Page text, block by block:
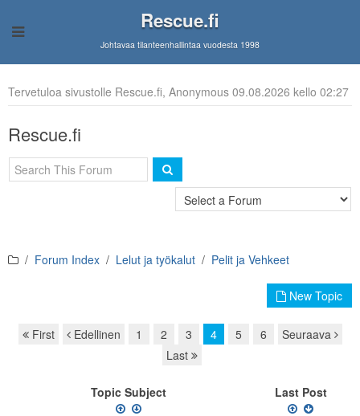
Rescue.fi
Johtavaa tilanteenhallintaa vuodesta 1998
Tervetuloa sivustolle Rescue.fi, Anonymous 09.08.2026 kello 02:27
Rescue.fi
Forum Index Lelut ja työkalut Pelit ja Vehkeet
New Topic
Page navigation
First Edellinen 1 2 3 4 5 6
Seuraava
Last
Topic Subject Last Post